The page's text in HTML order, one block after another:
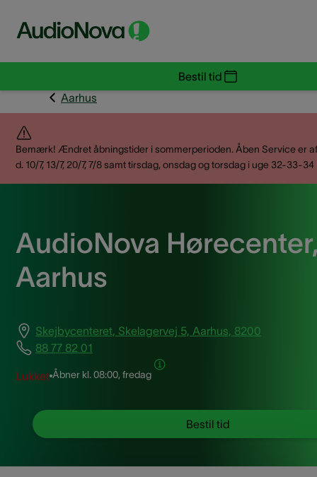
Bestil tid
Aarhus
Bemærk! Ændret åbningstider i sommerperioden. Åben Service er
d. 10/7, 13/7, 20/7, 7/8 samt tirsdag, onsdag og torsdag i uge 32-33-34
AudioNova
Aarhus
Skejbycenteret, Skelagervej 5, Aarhus, 8200
88 77 82 01
Lukket Åbner kl.08:00, fredag
Bestil tid